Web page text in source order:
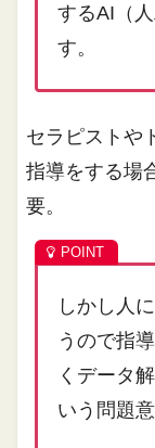
するAI（
す。
セラピストや
指導をする場
要。
しかし人
うので指
くデータ
いう問題